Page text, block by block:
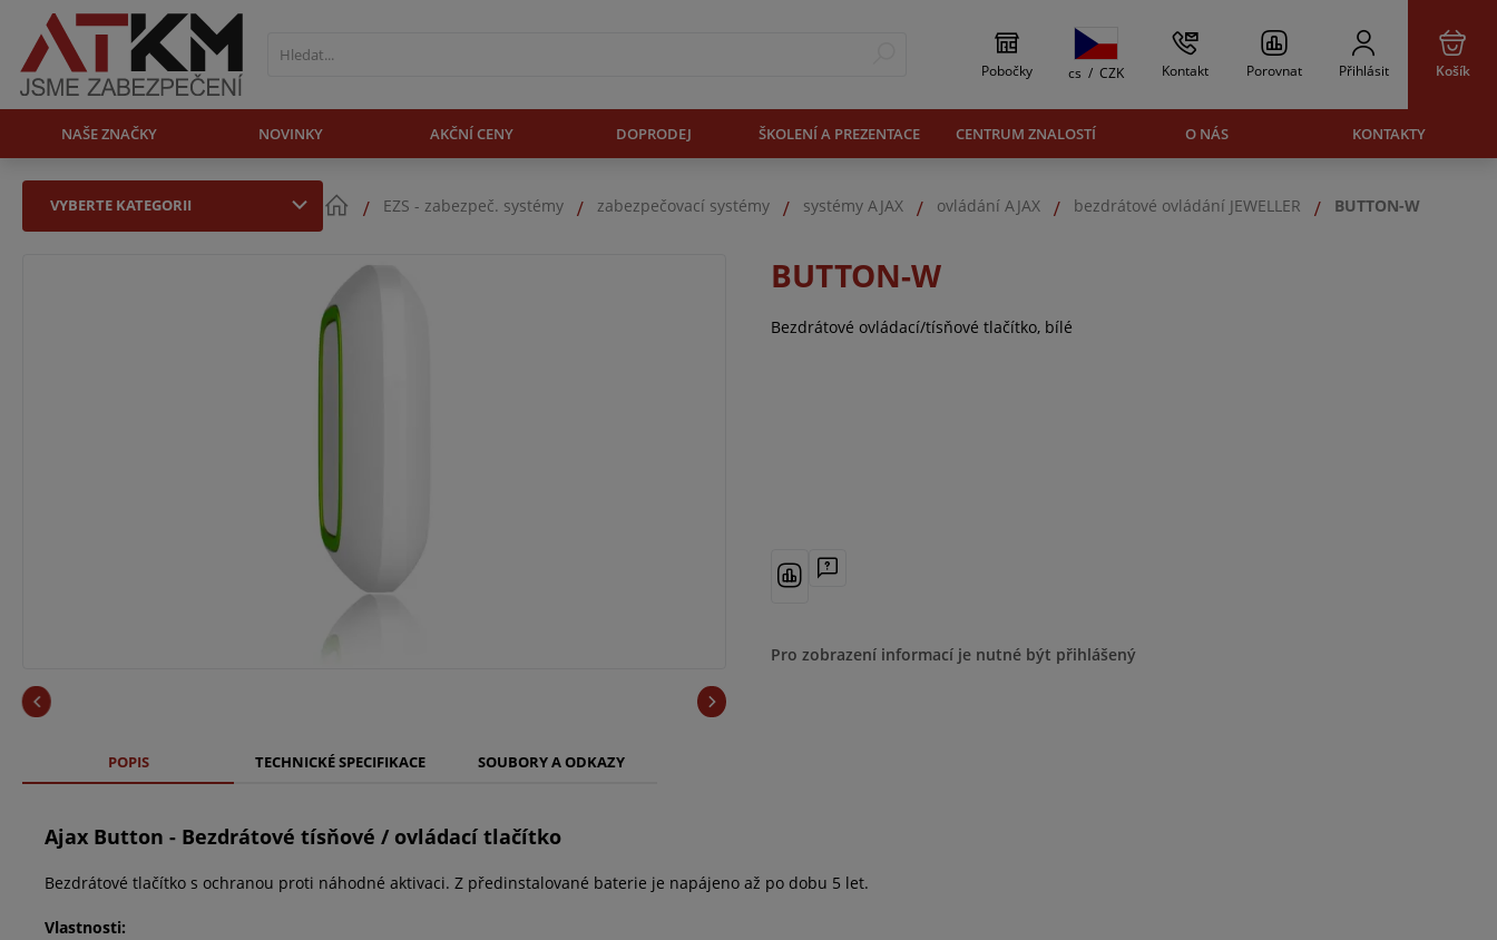
Pobočky cs / CZK Kontakt Porovnat Přihlásit Košík
NAŠE ZNAČKY NOVINKY AKČNÍ CENY DOPRODEJ ŠKOLENÍ A PREZENTACE CENTRUM ZNALOSTÍ O NÁS KONTAKTY
VYBERTE KATEGORII EZS - zabezpeč. systémy zabezpečovací systémy systémy AJAX ovládání AJAX bezdrátové ovládání JEWELLER BUTTON-W
BUTTON-W
Bezdrátové ovládací/tísňové tlačítko, bílé
Pro zobrazení informací je nutné být přihlášený
POPIS TECHNICKÉ SPECIFIKACE SOUBORY A ODKAZY
Ajax Button - Bezdrátové tísňové / ovládací tlačítko
Bezdrátové tlačítko s ochranou proti náhodné aktivaci. Z předinstalované baterie je napájeno až po dobu 5 let.
Vlastnosti: